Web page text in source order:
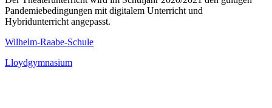
Pandemiebedingungen mit digitalem Unterricht und
Hybridunterricht angepasst.
Wilhelm-Raabe-Schule
Lloydgymnasium